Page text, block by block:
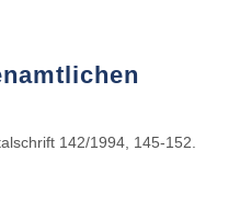
142/1994, 145-152.